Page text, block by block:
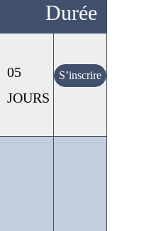
Durée
05
JOURS
S’inscrire